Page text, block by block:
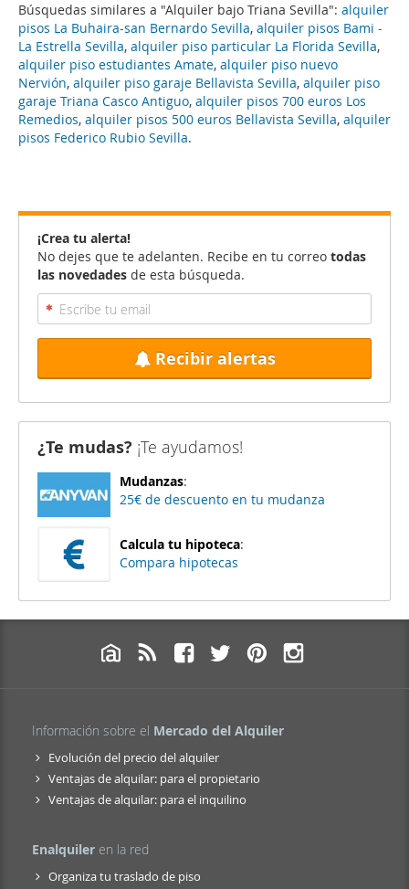
Búsquedas similares a "Alquiler bajo Triana Sevilla": alquiler
pisos La Buhaira-san Bernardo Sevilla, alquiler pisos Bami -
La Estrella Sevilla, alquiler piso particular La Florida Sevilla,
alquiler piso estudiantes Amate, alquiler piso nuevo
Nervión, alquiler piso garaje Bellavista Sevilla, alquiler piso
garaje Triana Casco Antiguo, alquiler pisos 700 euros Los
Remedios, alquiler pisos 500 euros Bellavista Sevilla, alquiler
pisos Federico Rubio Sevilla.
¡Crea tu alerta!
No dejes que te adelanten. Recibe en tu correo todas
las novedades de esta búsqueda.
Recibir alertas
¿Te mudas? ¡Te ayudamos!
Mudanzas:
25€ de descuento en tu mudanza
Calcula tu hipoteca:
Compara hipotecas
Información sobre el Mercado del Alquiler
Evolución del precio del alquiler
Ventajas de alquilar: para el propietario
Ventajas de alquilar: para el inquilino
Enalquiler en la red
Organiza tu traslado de piso